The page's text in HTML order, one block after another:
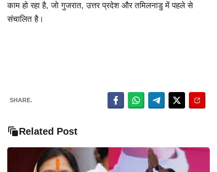
काम हो रहा है, जो गुजरात, उत्तर प्रदेश और तमिलनाडु में पहले से
संचालित है।
SHARE.
Related Post